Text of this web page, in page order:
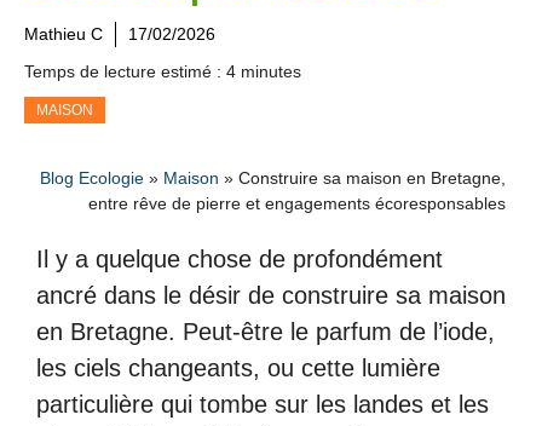
Mathieu C
17/02/2026
Temps de lecture estimé : 4 minutes
MAISON
Blog Ecologie » Maison » Construire sa maison en Bretagne,
entre rêve de pierre et engagements écoresponsables
Il y a quelque chose de profondément
ancré dans le désir de construire sa maison
en Bretagne. Peut-être le parfum de l’iode,
les ciels changeants, ou cette lumière
particulière qui tombe sur les landes et les